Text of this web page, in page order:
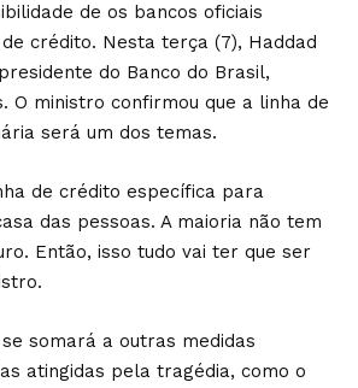
de os bancos oficiais
crédito. Nesta terça (7), Haddad
do Banco do Brasil,
O ministro confirmou que a linha de
será um dos temas.
de crédito específica para
das pessoas. A maioria não tem
Então, isso tudo vai ter que ser
somará a outras medidas
atingidas pela tragédia, como o